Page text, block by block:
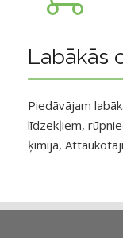
Labākās
Piedāvājam
līdzekļiem,
ķīmija, Attaukotāji